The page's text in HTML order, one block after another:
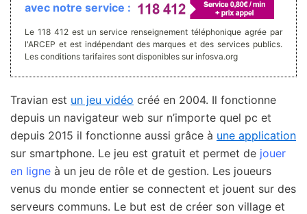
avec notre service :
Le 118 412 est un service renseignement téléphonique agrée par
l'ARCEP et est indépendant des marques et des services publics.
Les conditions tarifaires sont disponibles sur infosva.org
Travian est un jeu vidéo créé en 2004. Il fonctionne
depuis un navigateur web sur n’importe quel pc et
depuis 2015 il fonctionne aussi grâce à une application
sur smartphone. Le jeu est gratuit et permet de jouer
en ligne à un jeu de rôle et de gestion. Les joueurs
venus du monde entier se connectent et jouent sur des
serveurs communs. Le but est de créer son village et